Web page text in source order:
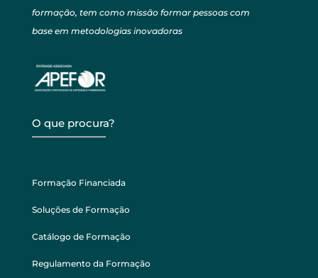
formação, tem como missão formar pessoas com
base em metodologias inovadoras
O que procura?
Formação Financiada
Soluções de Formação
Catálogo de Formação
Regulamento da Formação